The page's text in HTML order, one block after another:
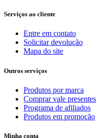
Serviços ao cliente
Entre em contato
Solicitar devolução
Mapa do site
Outros serviços
Produtos por marca
Comprar vale presentes
Programa de afiliados
Produtos em promoção
Minha conta